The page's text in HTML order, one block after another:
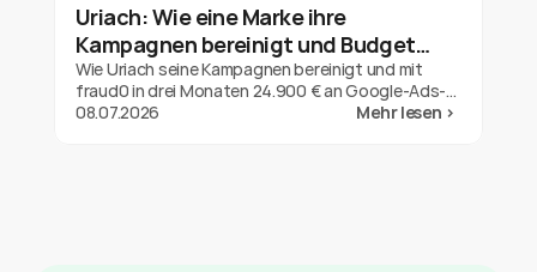
Uriach: Wie eine Marke ihre
Kampagnen bereinigt und Budget
zurückgeholt hat
Wie Uriach seine Kampagnen bereinigt und mit
fraud0 in drei Monaten 24.900 € an Google-Ads-
Refunds gesichert hat. Ein Ergebnis für eine Marke,
08.07.2026 Mehr lesen >